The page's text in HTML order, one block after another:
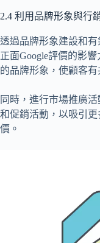
2.4 利用品牌形象與行
透過品牌形象建設和
正面Google評價的影
的品牌形象，使顧客有
同時，進行市場推廣
和促銷活動，以吸引
價。